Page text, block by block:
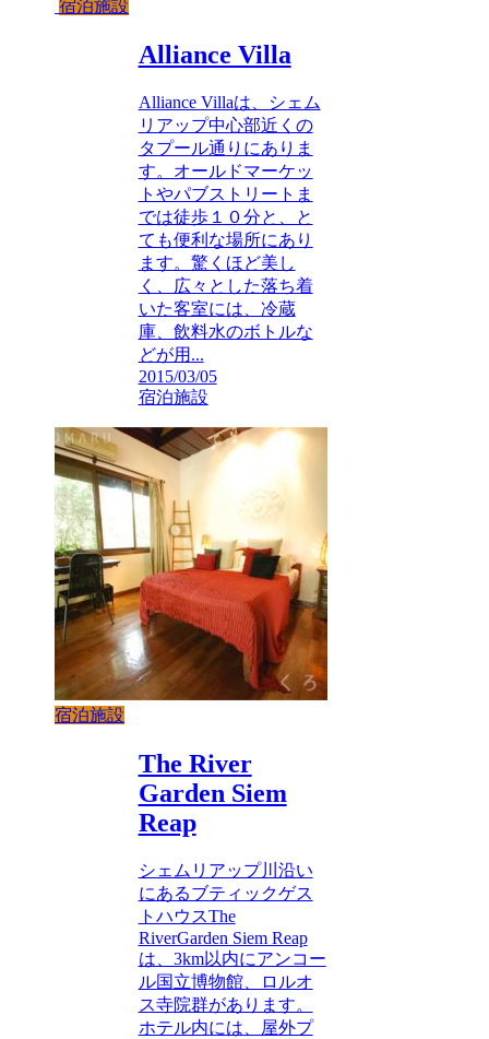
宿泊施設
Alliance Villa
Alliance Villaは、シェム
リアップ中心部近くの
タプール通りにありま
す。オールドマーケッ
トやパブストリートま
では徒歩１０分と、と
ても便利な場所にあり
ます。驚くほど美し
く、広々とした落ち着
いた客室には、冷蔵
庫、飲料水のボトルな
どが用...
2015/03/05
宿泊施設
宿泊施設
The River
Garden Siem
Reap
シェムリアップ川沿い
にあるブティックゲス
トハウスThe
RiverGarden Siem Reap
は、3km以内にアンコー
ル国立博物館、ロルオ
ス寺院群があります。
ホテル内には、屋外プ